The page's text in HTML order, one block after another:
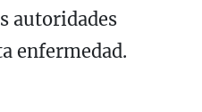
autoridades
enfermedad.